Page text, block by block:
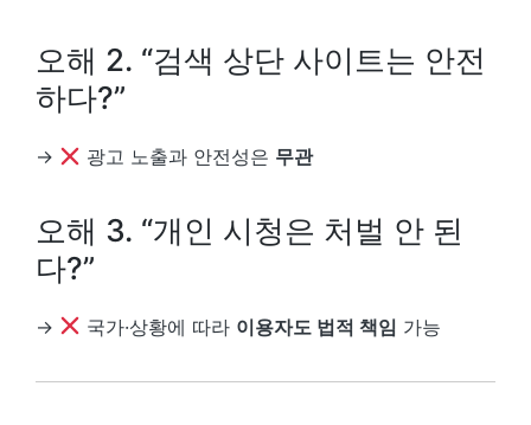
오해 2. “검색 상단 사이트는 안전
하다?”
→ 광고 노출과 안전성은 무관
오해 3. “개인 시청은 처벌 안 된
다?”
→ 국가·상황에 따라 이용자도 법적 책임 가능